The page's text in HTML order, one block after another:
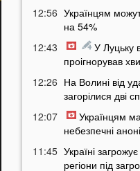
12:56 Українцям
на 54%
12:43
У Луцьку
проігнорував
12:26 На Волині від
загорілися дві
12:07
Українцям
небезпечні
11:45 Україні
регіони під